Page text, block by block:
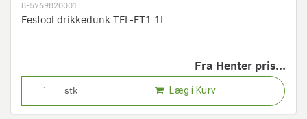
8-5769820001
Festool drikkedunk TFL-FT1 1L
Fra Henter pris...
stk Læg i Kurv